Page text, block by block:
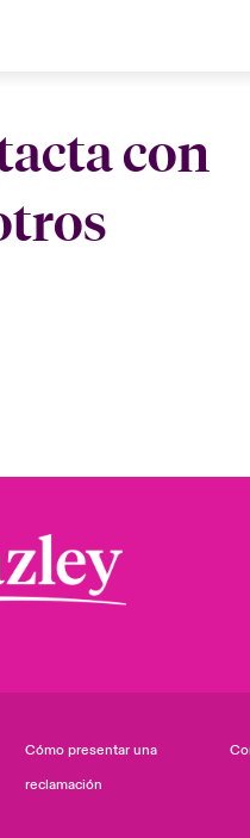
con
Cómo presentar una
reclamación